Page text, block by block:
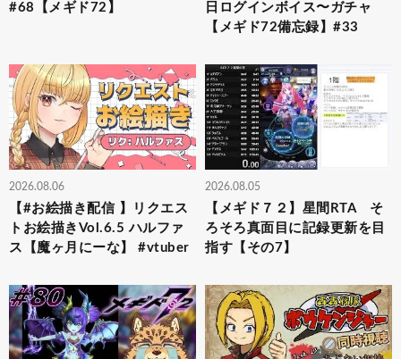
#68【メギド72】
日ログインボイス〜ガチャ
【メギド72備忘録】#33
2026.08.06
【#お絵描き配信 】リクエス
トお絵描きVol.6.5 ハルファ
ス【魔ヶ月にーな】 #vtuber
2026.08.05
【メギド７２】星間RTA そ
ろそろ真面目に記録更新を目
指す【その7】